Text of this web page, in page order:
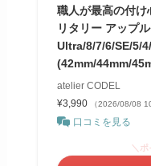
職人が最高の付け
リタリー アップ
Ultra/8/7/6/SE/5/
(42mm/44mm/
atelier CODEL
¥3,990
（2026/08/08
口コミを見る
＼